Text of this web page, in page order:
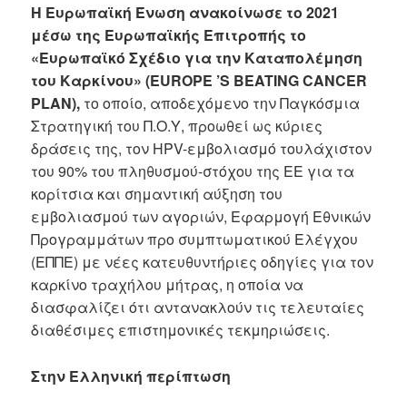
Η Ευρωπαϊκή Ένωση ανακοίνωσε το 2021
μέσω της Ευρωπαϊκής Επιτροπής το
«Ευρωπαϊκό Σχέδιο για την Καταπολέμηση
του Καρκίνου» (EUROPE ’S BEATING CANCER
PLAN), το οποίο, αποδεχόμενο την Παγκόσμια
Στρατηγική του Π.Ο.Υ, προωθεί ως κύριες
δράσεις της, τον HPV-εμβολιασμό τουλάχιστον
του 90% του πληθυσμού-στόχου της ΕΕ για τα
κορίτσια και σημαντική αύξηση του
εμβολιασμού των αγοριών, Εφαρμογή Εθνικών
Προγραμμάτων προ συμπτωματικού Ελέγχου
(ΕΠΠΕ) με νέες κατευθυντήριες οδηγίες για τον
καρκίνο τραχήλου μήτρας, η οποία να
διασφαλίζει ότι αντανακλούν τις τελευταίες
διαθέσιμες επιστημονικές τεκμηριώσεις.
Στην Ελληνική περίπτωση